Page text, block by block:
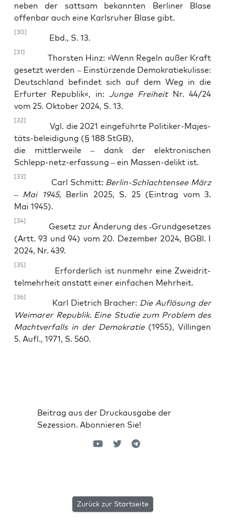
neben der satt­sam bekann­ten Ber­li­ner Bla­se
offen­bar auch eine Karls­ru­her Bla­se gibt.
[30]
Ebd., S. 13.
[31]
Thors­ten Hinz: »Wenn Regeln außer Kraft
gesetzt wer­den – Ein­stür­zen­de Demo­kra­tie­ku­lis­se:
Deutsch­land befin­det sich auf dem Weg in die
Erfur­ter Repu­blik«, in: Jun­ge Frei­heitNr. 44/24
vom 25. Okto­ber 2024, S. 13.
[32]
Vgl. die 2021 ein­ge­führ­te Poli­ti­ker-Majes­
täts-belei­di­gung (§ 188 StGB),
die mitt­ler­wei­le – dank der elek­tro­ni­schen
Schlepp-netz-erfas­sung – ein Mas­sen-delikt ist.
[33]
Carl Schmitt: Ber­lin-Schlach­ten­see März
– Mai 1945,Ber­lin 2025, S. 25 (Ein­trag vom 3.
Mai 1945).
[34]
Gesetz zur Ände­rung des ‑Grund­ge­set­zes
(Artt. 93 und 94) vom 20. Dezem­ber 2024, BGBl. I
2024, Nr. 439.
[35]
Erfor­der­lich ist nun­mehr eine Zwei­drit­
tel­mehr­heit anstatt einer ein­fa­chen Mehrheit.
[36]
Karl Diet­rich Bra­cher: Die Auf­lö­sung der
Wei­ma­rer Repu­blik. Eine Stu­die zum Pro­blem des
Macht­ver­falls in der Demo­kra­tie (1955), Vil­lin­gen
5. Aufl., 1971, S. 560.
Beitrag aus der Druckausgabe der
Sezession. Abonnieren Sie!
Zurück zur Startseite